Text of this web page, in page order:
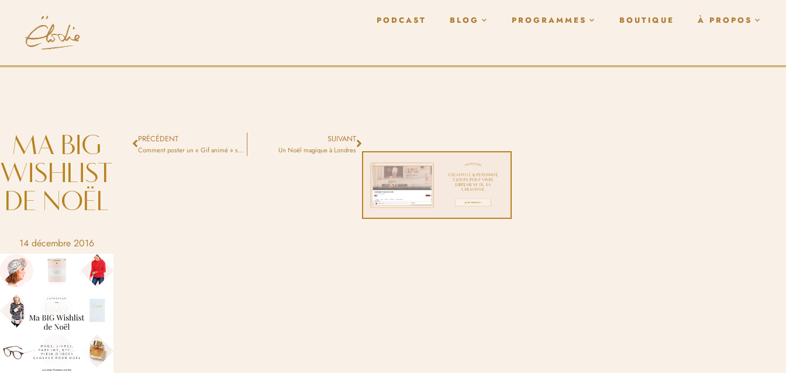
PODCAST BLOG PROGRAMMES BOUTIQUE À PROPOS
MA BIG
WISHLIST
DE NOËL
14 décembre 2016
PRÉCÉDENT
Comment poster un « Gif animé » sur Instagram ?
SUIVANT
Un Noël magique à Londres